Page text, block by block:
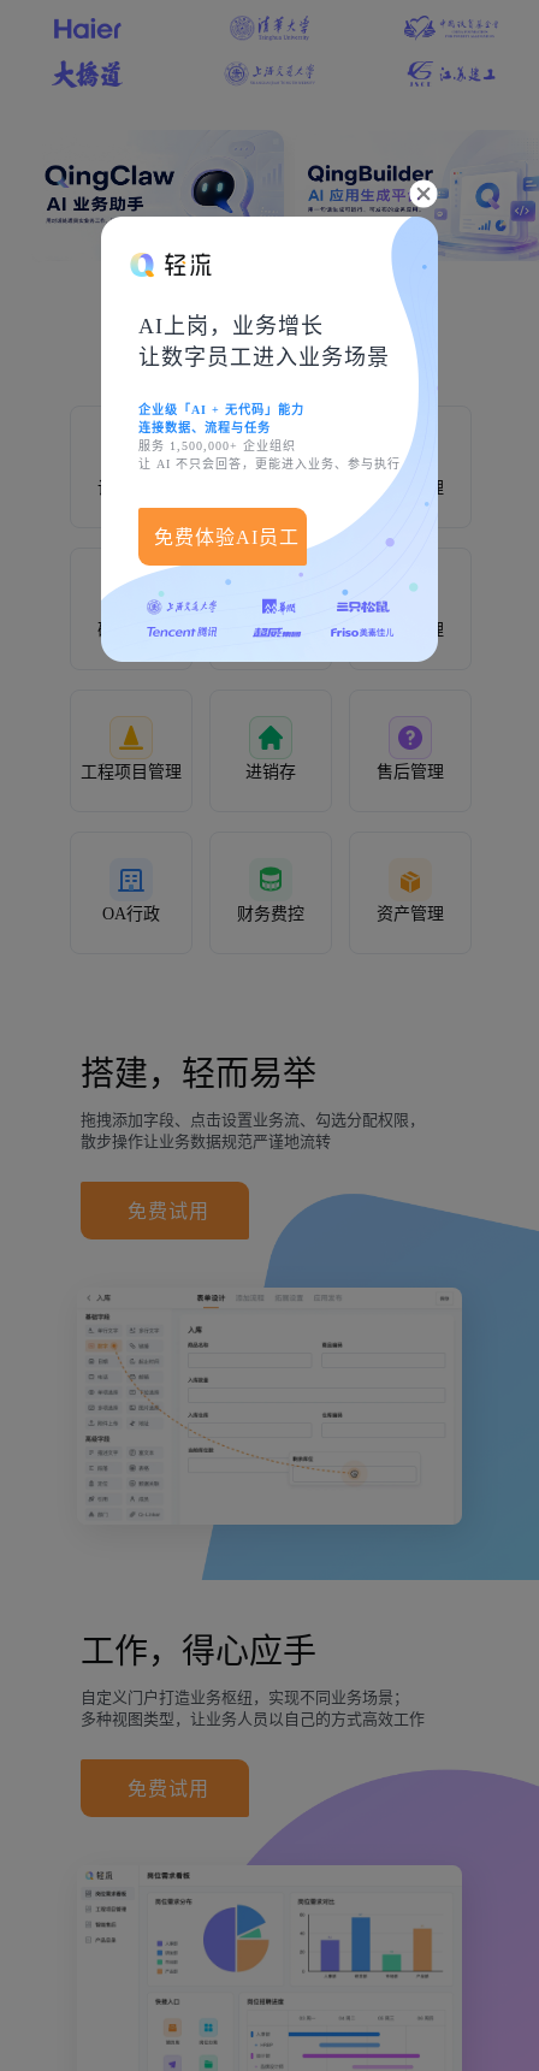
AI上岗，业务增长
让数字员工进入业务场景
企业级「AI + 无代码」能力
连接数据、流程与任务
服务 1,500,000+ 企业组织
让 AI 不只会回答，更能进入业务、参与执行
免费体验AI员工
创造于轻流
设备巡检 生产管理
研发管理 人事管理 客户管理
工程项目管理 进销存 售后管理
OA行政 财务费控 资产管理
搭建，轻而易举
拖拽添加字段、点击设置业务流、勾选分配权限，
散步操作让业务数据规范严谨地流转
免费试用
工作，得心应手
自定义门户打造业务枢纽，实现不同业务场景；
多种视图类型，让业务人员以自己的方式高效工作
免费试用